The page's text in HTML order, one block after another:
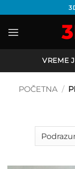
na
sadržaj
VREME
POČETNA /